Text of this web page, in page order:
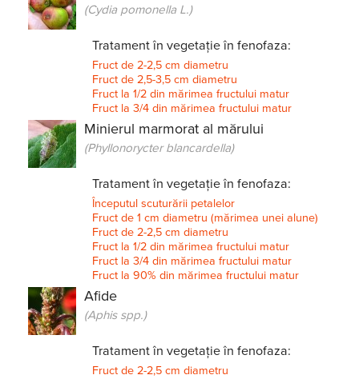
(Cydia pomonella L.)
Tratament în vegetație în fenofaza:
Fruct de 2-2,5 cm diametru
Fruct de 2,5-3,5 cm diametru
Fruct la 1/2 din mărimea fructului matur
Fruct la 3/4 din mărimea fructului matur
Minierul marmorat al mărului
(Phyllonorycter blancardella)
Tratament în vegetație în fenofaza:
Începutul scuturării petalelor
Fruct de 1 cm diametru (mărimea unei alune)
Fruct de 2-2,5 cm diametru
Fruct la 1/2 din mărimea fructului matur
Fruct la 3/4 din mărimea fructului matur
Fruct la 90% din mărimea fructului matur
Afide
(Aphis spp.)
Tratament în vegetație în fenofaza:
Fruct de 2-2,5 cm diametru